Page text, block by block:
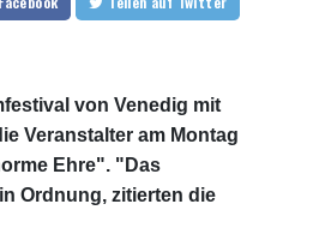
von Venedig mit
Veranstalter am Montag
Ehre". "Das
Ordnung, zitierten die